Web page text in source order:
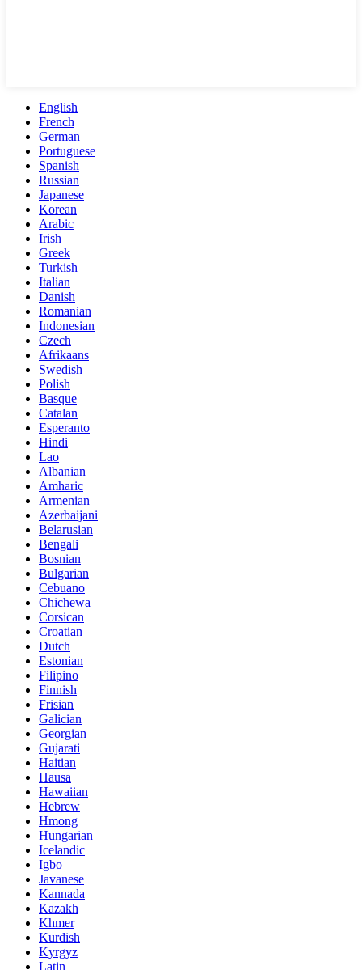
English
French
German
Portuguese
Spanish
Russian
Japanese
Korean
Arabic
Irish
Greek
Turkish
Italian
Danish
Romanian
Indonesian
Czech
Afrikaans
Swedish
Polish
Basque
Catalan
Esperanto
Hindi
Lao
Albanian
Amharic
Armenian
Azerbaijani
Belarusian
Bengali
Bosnian
Bulgarian
Cebuano
Chichewa
Corsican
Croatian
Dutch
Estonian
Filipino
Finnish
Frisian
Galician
Georgian
Gujarati
Haitian
Hausa
Hawaiian
Hebrew
Hmong
Hungarian
Icelandic
Igbo
Javanese
Kannada
Kazakh
Khmer
Kurdish
Kyrgyz
Latin